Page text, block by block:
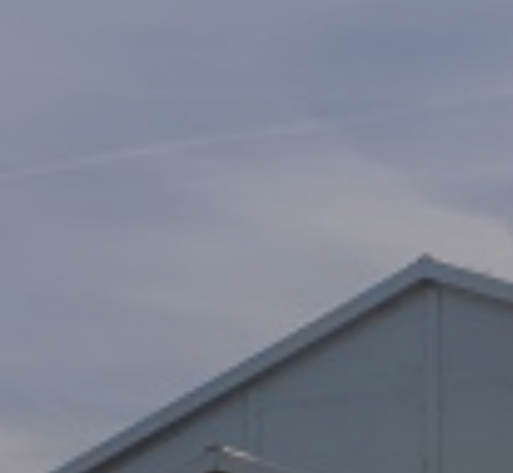
Лидер в области оборудования для выпечки
КОММАН является официальным
оборудования Belashw в России.